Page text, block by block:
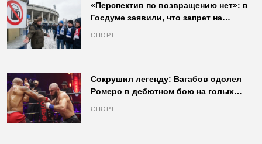
«Перспектив по возвращению нет»: в
Госдуме заявили, что запрет на
СПОРТ
Сокрушил легенду: Вагабов одолел
Ромеро в дебютном бою на голых
СПОРТ